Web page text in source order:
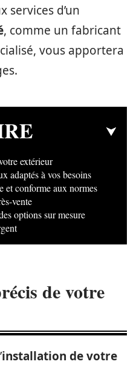
services d’un
, comme un fabricant
vous apportera
extérieur
adaptés à vos besoins
et conforme aux normes
vente
options sur mesure
de votre
installation de votre